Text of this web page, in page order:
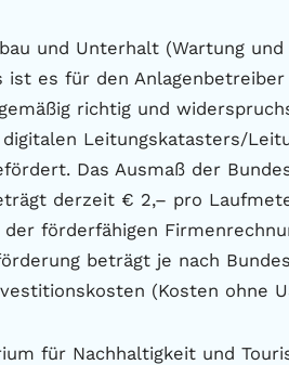
und Unterhalt (Wartung
ist es für den
richtig und
Leitungskatasters/
Das Ausmaß der
derzeit € 2,– pro
förderfähigen
beträgt je nach
(Kosten ohne
für Nachhaltigkeit und